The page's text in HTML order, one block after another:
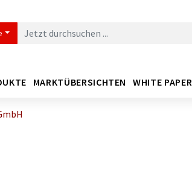
MARKTÜBERSICHTEN WHITE PAPER